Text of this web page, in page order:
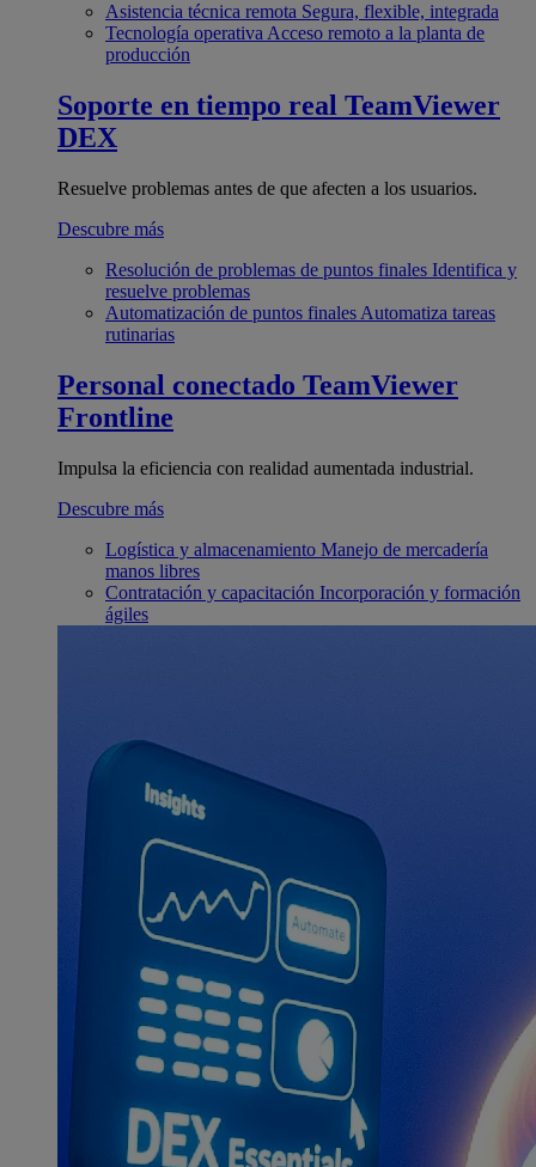
Asistencia técnica remota Segura, flexible, integrada
Tecnología operativa Acceso remoto a la planta de
producción
Soporte en tiempo real TeamViewer
DEX
Resuelve problemas antes de que afecten a los usuarios.
Descubre más
Resolución de problemas de puntos finales Identifica y
resuelve problemas
Automatización de puntos finales Automatiza tareas
rutinarias
Personal conectado TeamViewer
Frontline
Impulsa la eficiencia con realidad aumentada industrial.
Descubre más
Logística y almacenamiento Manejo de mercadería
manos libres
Contratación y capacitación Incorporación y formación
ágiles